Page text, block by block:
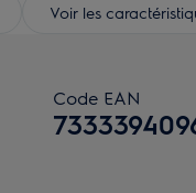
Voir les
Code EAN